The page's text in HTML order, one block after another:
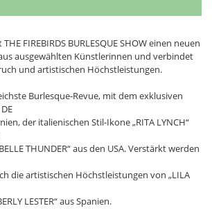
FIREBIRDS BURLESQUE SHOW einen neuen
ausgewählten Künstlerinnen und verbindet
und artistischen Höchstleistungen.
Burlesque-Revue, mit dem exklusiven
der italienischen Stil-Ikone „RITA LYNCH“
THUNDER“ aus den USA. Verstärkt werden
die artistischen Höchstleistungen von „LILA
LESTER“ aus Spanien.